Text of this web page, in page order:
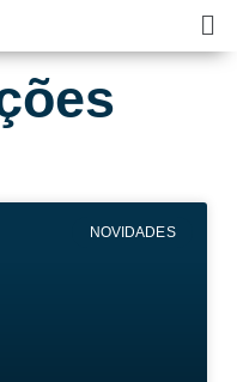
NOVIDADES